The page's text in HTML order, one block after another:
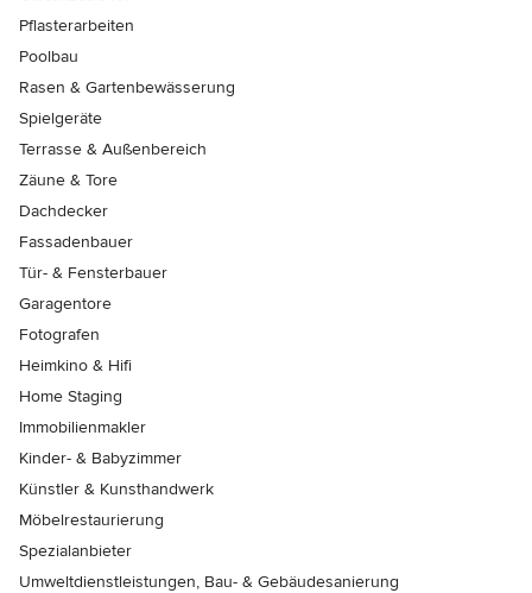
Pflasterarbeiten
Poolbau
Rasen & Gartenbewässerung
Spielgeräte
Terrasse & Außenbereich
Zäune & Tore
Dachdecker
Fassadenbauer
Tür- & Fensterbauer
Garagentore
Fotografen
Heimkino & Hifi
Home Staging
Immobilienmakler
Kinder- & Babyzimmer
Künstler & Kunsthandwerk
Möbelrestaurierung
Spezialanbieter
Umweltdienstleistungen, Bau- & Gebäudesanierung